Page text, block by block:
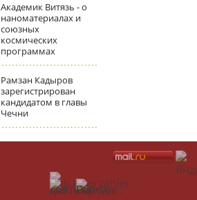
Академик Витязь - о
наноматериалах и
союзных
космических
программах
Рамзан Кадыров
зарегистрирован
кандидатом в главы
Чечни